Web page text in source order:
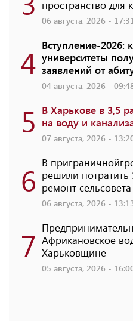
пространство для
06 августа, 2026 - 17:31
4 Вступление-2026:
университеты
заявлений от
04 августа, 2026 -
5 В Харькове в 3,5
на воду и
07 августа, 2026 -
6 В
решили
ремонт сельсовета
06 августа, 2026 -
7 Африкановское
Харьковщине
05 августа, 2026 -